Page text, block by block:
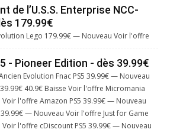
de l’U.S.S. Enterprise NCC-
179.99€
Lego 179.99€ — Nouveau Voir l'offre
- Pioneer Edition - dès 39.99€
Evolution Fnac PS5 39.99€ — Nouveau
40.9€ Baisse Voir l'offre Micromania
Voir l'offre Amazon PS5 39.99€ — Nouveau
— Nouveau Voir l'offre Just for Game
Voir l'offre cDiscount PS5 39.99€ — Nouveau